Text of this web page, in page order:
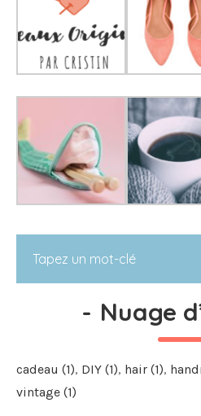
- Nuage
cadeau (1) DIY (1) hair (1)
vintage (1)